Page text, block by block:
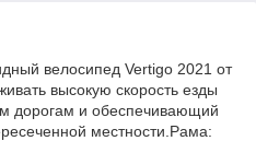
велосипед Vertigo 2021 от
высокую скорость езды
дорогам и обеспечивающий
местности.Рама: